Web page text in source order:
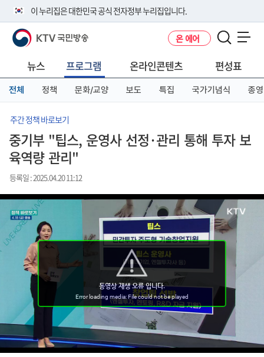
이 누리집은 대한민국 공식 전자정부 누리집입니다.
공식 누리집 주소 확인하기
니다.
이밖에 or.kr 또는 .kr등 다른 도메인 주소를 사용하고 있다면 아래 URL에
서 도메인 주소를 확인해 보세요
KTV 국민방송 온 에어
뉴스 프로그램 온라인콘텐츠 편성표
전체 정책 문화/교양 보도 특집 국가기념식 종영
주간 정책 바로보기
중기부 "팁스, 운영사 선정·관리 통해 투자 보
육역량 관리"
등록일 : 2025.04.20 11:12